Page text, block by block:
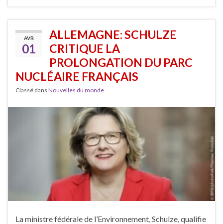
AVR
01
ALLEMAGNE: SCHULZE
CRITIQUE LA
PROLONGATION DU PARC
NUCLÉAIRE FRANÇAIS
Classé dans Nouvelles du monde
La ministre fédérale de l’Environnement, Schulze, qualifie